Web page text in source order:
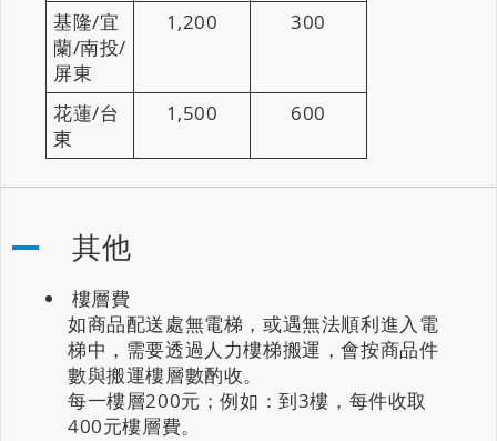
基隆/宜
蘭/南投/
屏東
1,200 300
花蓮/台
東
1,500 600
其他
樓層費
如商品配送處無電梯，或遇無法順利進入電
梯中，需要透過人力樓梯搬運，會按商品件
數與搬運樓層數酌收。
每一樓層200元；例如：到3樓，每件收取
400元樓層費。